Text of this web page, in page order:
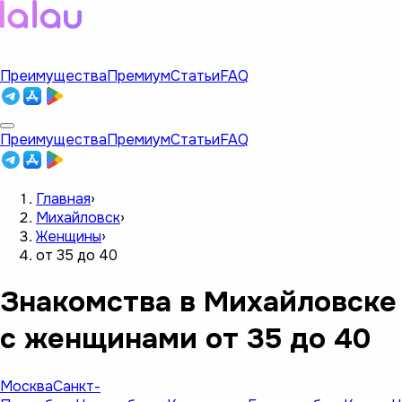
ПреимуществаПремиумСтатьиFAQ
ПреимуществаПремиумСтатьиFAQ
Главная›
Михайловск›
Женщины›
от 35 до 40
Знакомства в Михайловске
с женщинами от 35 до 40
МоскваСанкт-